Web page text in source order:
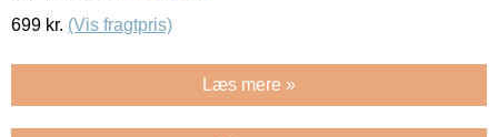
699 kr. (Vis fragtpris)
Læs mere »